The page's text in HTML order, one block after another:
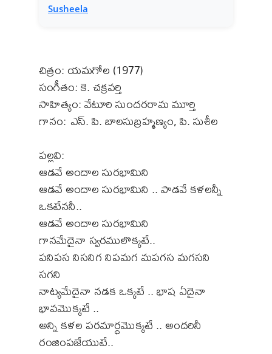
Susheela
చిత్రం: యమగోల (1977)
సంగీతం: కె. చక్రవర్తి
సాహిత్యం: వేటూరి సుందరరామ మూర్తి
గానం: ఎస్. పి. బాలసుబ్రహ్మణ్యం, పి. సుశీల
పల్లవి:
ఆడవే అందాల సురభామిని
ఆడవే అందాల సురభామిని .. పాడవే కళలన్నీ
ఒకటేననీ..
ఆడవే అందాల సురభామిని
గానమేదైనా స్వరములొక్కటే..
పనిపస నిసనిగ నిపమగ మపగస మగసని
సగని
నాట్యమేదైనా నడక ఒక్కటే .. భాష ఏదైనా
భావమొక్కటే ..
అన్ని కళల పరమార్థమొక్కటే .. అందరినీ
రంజింపజేయుటే..